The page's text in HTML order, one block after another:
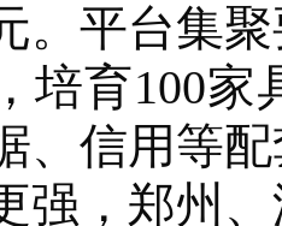
。平台集
培育100
、信用等
强，郑州